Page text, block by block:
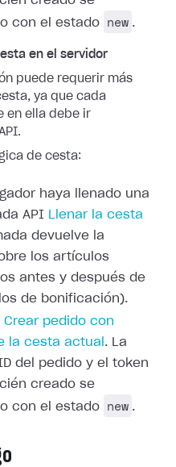
con el estado
new .
en el servidor
puede requerir más
ya que cada
en ella debe ir
de cesta:
haya llenado una
API Llenar la cesta
devuelve la
los artículos
antes y después de
de bonificación).
Crear pedido con
la cesta actual . La
del pedido y el token
creado se
con el estado
new .